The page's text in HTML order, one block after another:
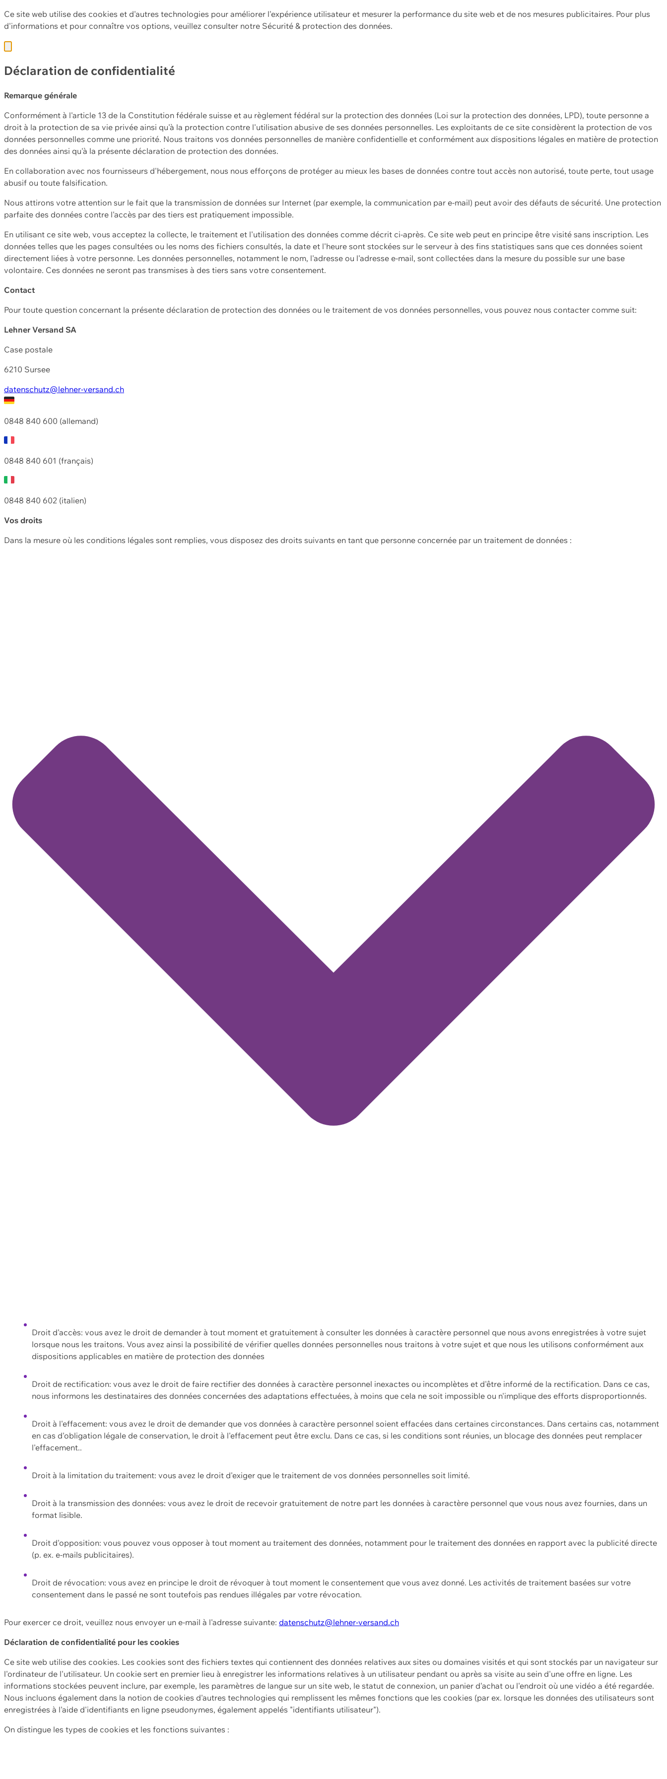
Ce site web utilise des cookies et d'autres technologies pour améliorer l'expérience utilisateur et mesurer la performance du site web et de nos mesures publicitaires. Pour plus
d'informations et pour connaître vos options, veuillez consulter notre Sécurité & protection des données.
Déclaration de confidentialité
Remarque générale
Conformément à l'article 13 de la Constitution fédérale suisse et au règlement fédéral sur la protection des données (Loi sur la protection des données, LPD), toute personne a
droit à la protection de sa vie privée ainsi qu'à la protection contre l'utilisation abusive de ses données personnelles. Les exploitants de ce site considèrent la protection de vos
données personnelles comme une priorité. Nous traitons vos données personnelles de manière confidentielle et conformément aux dispositions légales en matière de protection
des données ainsi qu'à la présente déclaration de protection des données.
En collaboration avec nos fournisseurs d'hébergement, nous nous efforçons de protéger au mieux les bases de données contre tout accès non autorisé, toute perte, tout usage
abusif ou toute falsification.
Nous attirons votre attention sur le fait que la transmission de données sur Internet (par exemple, la communication par e-mail) peut avoir des défauts de sécurité. Une protection
parfaite des données contre l'accès par des tiers est pratiquement impossible.
En utilisant ce site web, vous acceptez la collecte, le traitement et l'utilisation des données comme décrit ci-après. Ce site web peut en principe être visité sans inscription. Les
données telles que les pages consultées ou les noms des fichiers consultés, la date et l'heure sont stockées sur le serveur à des fins statistiques sans que ces données soient
directement liées à votre personne. Les données personnelles, notamment le nom, l'adresse ou l'adresse e-mail, sont collectées dans la mesure du possible sur une base
volontaire. Ces données ne seront pas transmises à des tiers sans votre consentement.
Contact
Pour toute question concernant la présente déclaration de protection des données ou le traitement de vos données personnelles, vous pouvez nous contacter comme suit:
Lehner Versand SA
Case postale
6210 Sursee
datenschutz@lehner-versand.ch
0848 840 600 (allemand)
0848 840 601 (français)
0848 840 602 (italien)
Vos droits
Dans la mesure où les conditions légales sont remplies, vous disposez des droits suivants en tant que personne concernée par un traitement de données :
Droit d'accès: vous avez le droit de demander à tout moment et gratuitement à consulter les données à caractère personnel que nous avons enregistrées à votre sujet
lorsque nous les traitons. Vous avez ainsi la possibilité de vérifier quelles données personnelles nous traitons à votre sujet et que nous les utilisons conformément aux
dispositions applicables en matière de protection des données
Droit de rectification: vous avez le droit de faire rectifier des données à caractère personnel inexactes ou incomplètes et d'être informé de la rectification. Dans ce cas,
nous informons les destinataires des données concernées des adaptations effectuées, à moins que cela ne soit impossible ou n'implique des efforts disproportionnés.
Droit à l'effacement: vous avez le droit de demander que vos données à caractère personnel soient effacées dans certaines circonstances. Dans certains cas, notamment
en cas d'obligation légale de conservation, le droit à l'effacement peut être exclu. Dans ce cas, si les conditions sont réunies, un blocage des données peut remplacer
l'effacement..
Droit à la limitation du traitement: vous avez le droit d'exiger que le traitement de vos données personnelles soit limité.
Droit à la transmission des données: vous avez le droit de recevoir gratuitement de notre part les données à caractère personnel que vous nous avez fournies, dans un
format lisible.
Droit d'opposition: vous pouvez vous opposer à tout moment au traitement des données, notamment pour le traitement des données en rapport avec la publicité directe
(p. ex. e-mails publicitaires).
Droit de révocation: vous avez en principe le droit de révoquer à tout moment le consentement que vous avez donné. Les activités de traitement basées sur votre
consentement dans le passé ne sont toutefois pas rendues illégales par votre révocation.
Pour exercer ce droit, veuillez nous envoyer un e-mail à l'adresse suivante: datenschutz@lehner-versand.ch
Déclaration de confidentialité pour les cookies
Ce site web utilise des cookies. Les cookies sont des fichiers textes qui contiennent des données relatives aux sites ou domaines visités et qui sont stockés par un navigateur sur
l'ordinateur de l'utilisateur. Un cookie sert en premier lieu à enregistrer les informations relatives à un utilisateur pendant ou après sa visite au sein d'une offre en ligne. Les
informations stockées peuvent inclure, par exemple, les paramètres de langue sur un site web, le statut de connexion, un panier d'achat ou l'endroit où une vidéo a été regardée.
Nous incluons également dans la notion de cookies d'autres technologies qui remplissent les mêmes fonctions que les cookies (par ex. lorsque les données des utilisateurs sont
enregistrées à l'aide d'identifiants en ligne pseudonymes, également appelés "identifiants utilisateur").
On distingue les types de cookies et les fonctions suivantes :